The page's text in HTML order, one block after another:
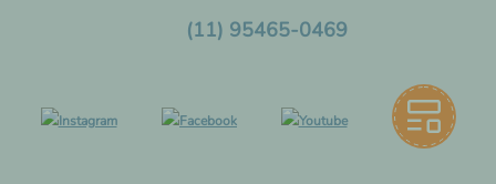
(11) 95465-0469